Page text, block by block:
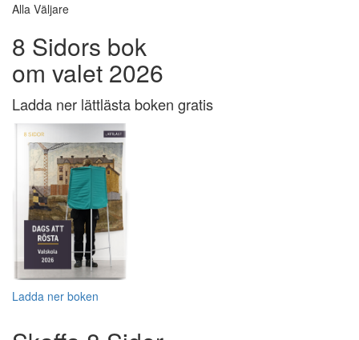
Alla Väljare
8 Sidors bok
om valet 2026
Ladda ner lättlästa boken gratis
Ladda ner boken